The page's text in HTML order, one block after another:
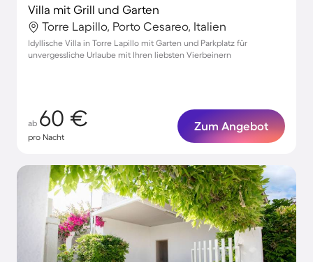
Villa mit Grill und Garten
Torre Lapillo, Porto Cesareo, Italien
Idyllische Villa in Torre Lapillo mit Garten und Parkplatz für
unvergessliche Urlaube mit Ihren liebsten Vierbeinern
ab 60 €
pro Nacht
Zum Angebot